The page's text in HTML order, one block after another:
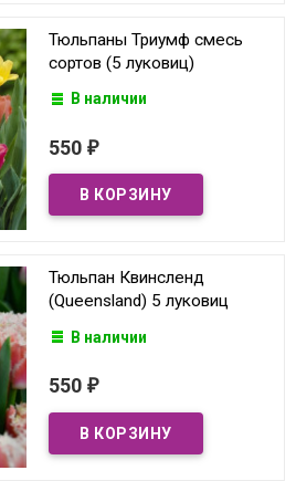
Тюльпаны Триумф смесь
сортов (5 луковиц)
В наличии
550 ₽
Тюльпан Квинсленд
(Queensland) 5 луковиц
В наличии
550 ₽